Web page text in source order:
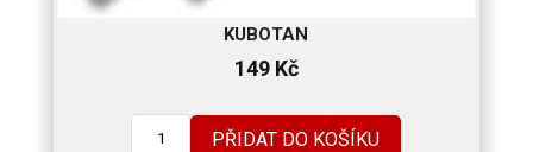
KUBOTAN
149 Kč
PŘIDAT DO KOŠÍKU